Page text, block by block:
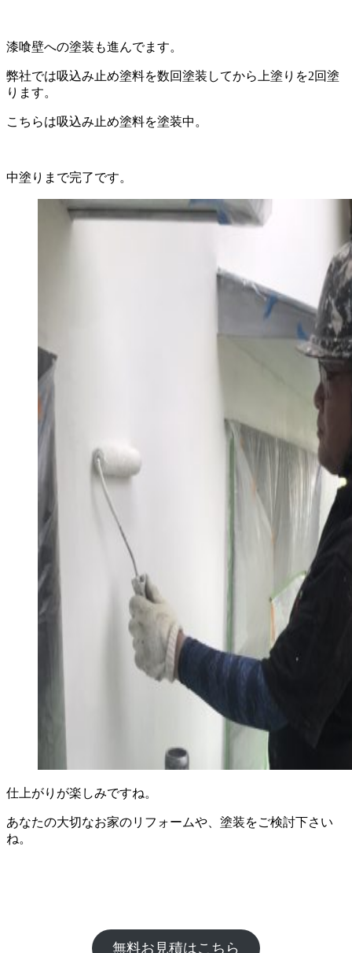
漆喰壁への塗装も進んでます。
弊社では吸込み止め塗料を数回塗装してから上塗りを2回塗
ります。
こちらは吸込み止め塗料を塗装中。
中塗りまで完了です。
仕上がりが楽しみですね。
あなたの大切なお家のリフォームや、塗装をご検討下さい
ね。
無料お見積はこちら